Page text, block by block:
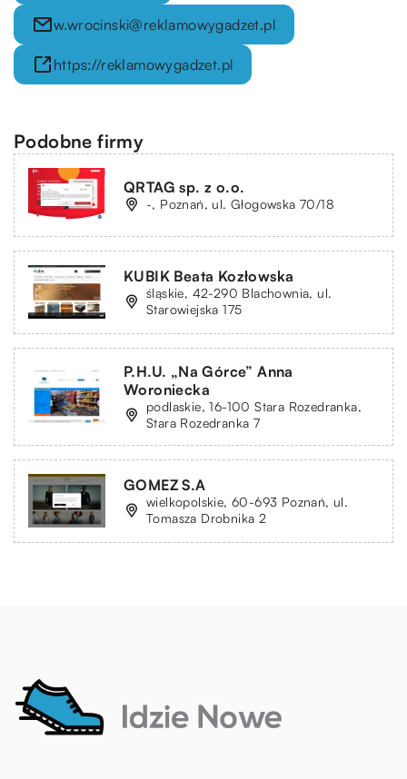
w.wrocinski@reklamowygadzet.pl
https://reklamowygadzet.pl
Podobne firmy
QRTAG sp. z o.o.
-, Poznań, ul. Głogowska 70/18
KUBIK Beata Kozłowska
śląskie, 42-290 Blachownia, ul.
Starowiejska 175
P.H.U. „Na Górce” Anna
Woroniecka
podlaskie, 16-100 Stara Rozedranka,
Stara Rozedranka 7
GOMEZ S.A
wielkopolskie, 60-693 Poznań, ul.
Tomasza Drobnika 2